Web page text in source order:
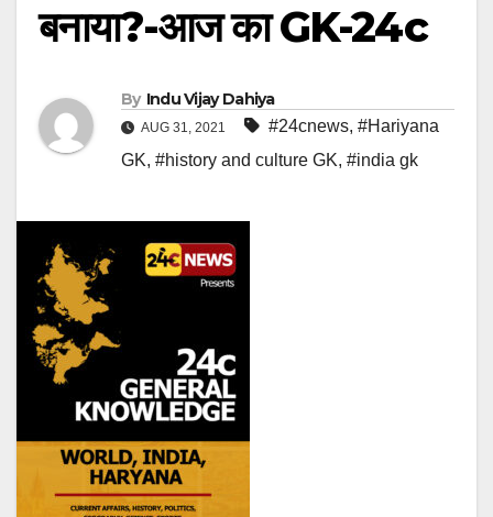
बनाया?-आज का GK-24c
By Indu Vijay Dahiya
AUG 31, 2021 #24cnews, #Hariyana
GK, #history and culture GK, #india gk